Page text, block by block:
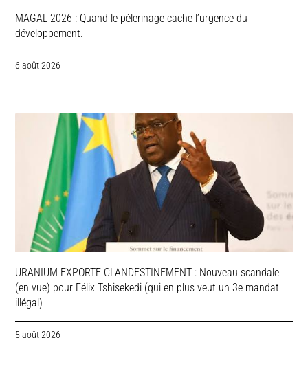
MAGAL 2026 : Quand le pèlerinage cache l’urgence du
développement.
6 août 2026
URANIUM EXPORTE CLANDESTINEMENT : Nouveau scandale
(en vue) pour Félix Tshisekedi (qui en plus veut un 3e mandat
illégal)
5 août 2026